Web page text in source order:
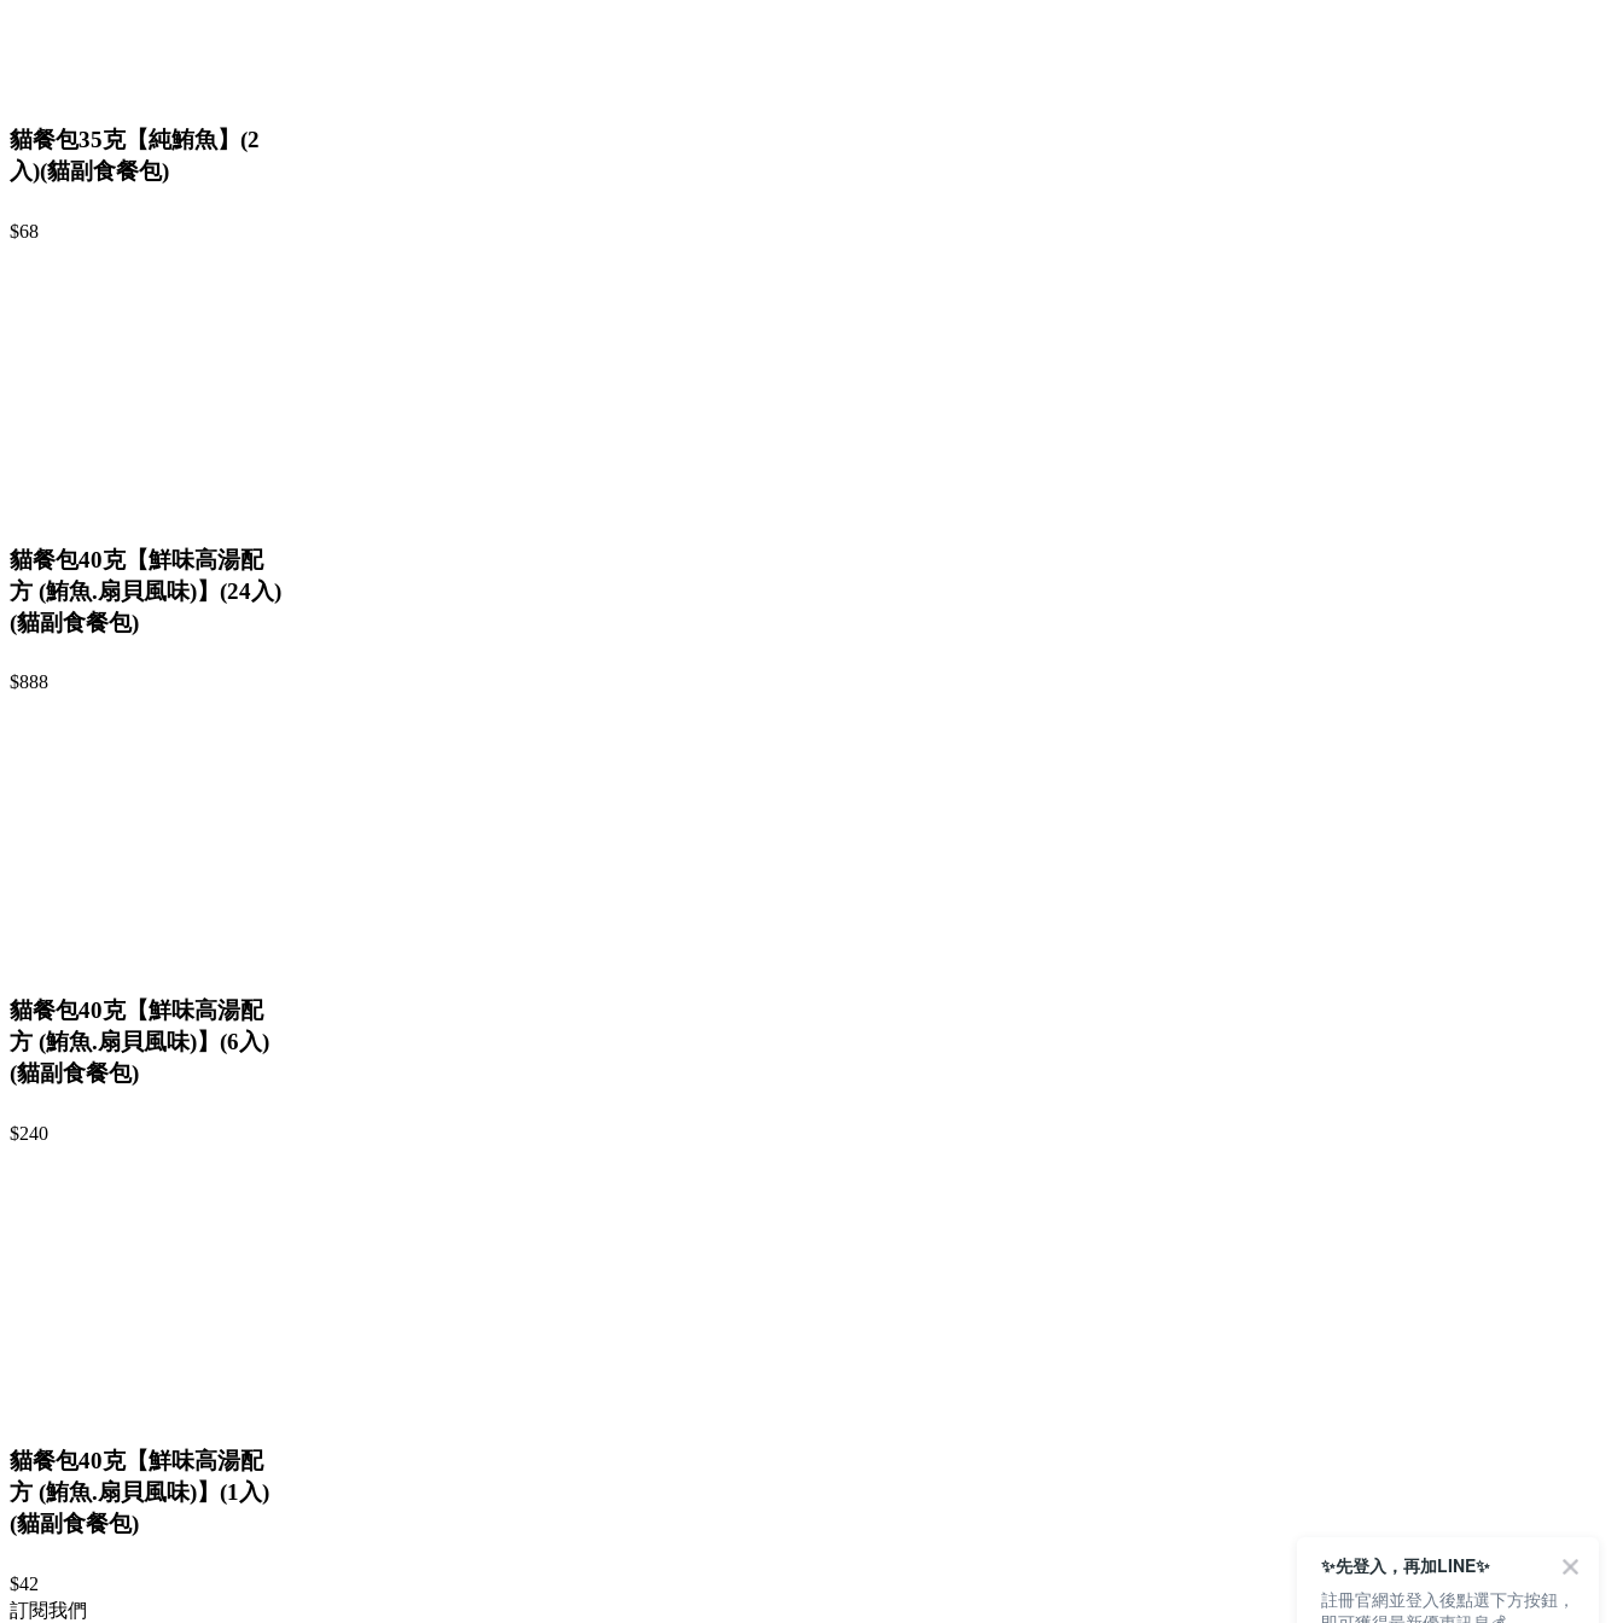
貓餐包35克【純鮪魚】(2
入)(貓副食餐包)
$68
貓餐包40克【鮮味高湯配
方 (鮪魚.扇貝風味)】(24入)
(貓副食餐包)
$888
貓餐包40克【鮮味高湯配
方 (鮪魚.扇貝風味)】(6入)
(貓副食餐包)
$240
貓餐包40克【鮮味高湯配
方 (鮪魚.扇貝風味)】(1入)
(貓副食餐包)
$42
訂閱我們
✨先登入，再加LINE✨
註冊官網並登入後點選下方按鈕，